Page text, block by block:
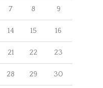
7 8 9
14 15 16
21 22 23
28 29 30